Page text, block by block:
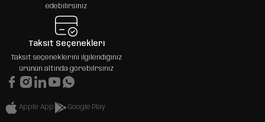
edebilirsiniz
Taksit Seçenekleri
Taksit seçeneklerini ilgilendiğiniz
ürünün altında görebilrsiniz
Apple App Google Play